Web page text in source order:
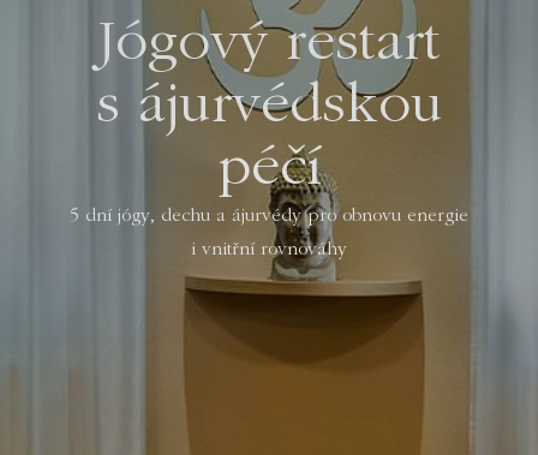
Jógový restart
s ájurvédskou
péčí
5 dní jógy, dechu a ájurvédy pro obnovu energie
i vnitřní rovnováhy